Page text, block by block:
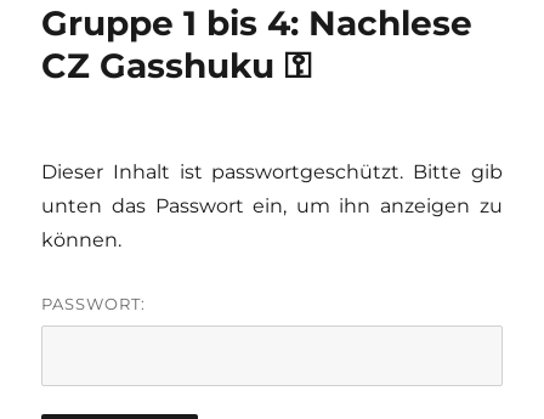
Gruppe 1 bis 4: Nachlese
CZ Gasshuku ⚿
Dieser Inhalt ist passwortgeschützt. Bitte gib
unten das Passwort ein, um ihn anzeigen zu
können.
PASSWORT: